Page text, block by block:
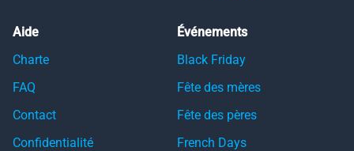
Aide
Charte
FAQ
Contact
Confidentialité
Événements
Black Friday
Fête des mères
Fête des pères
French Days